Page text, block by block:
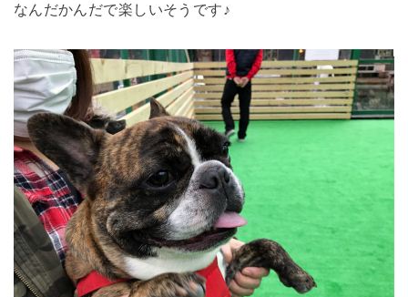
なんだかんだで楽しいそうです♪